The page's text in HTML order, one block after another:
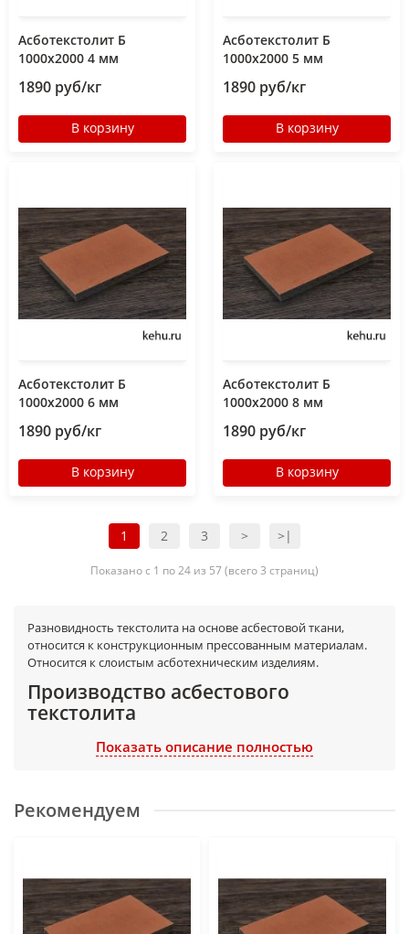
Асботекстолит Б
1000х2000 4 мм
1890 руб/кг
В корзину
Асботекстолит Б
1000х2000 5 мм
1890 руб/кг
В корзину
Асботекстолит Б
1000х2000 6 мм
1890 руб/кг
В корзину
Асботекстолит Б
1000х2000 8 мм
1890 руб/кг
В корзину
1 2 3 > >|
Показано с 1 по 24 из 57 (всего 3 страниц)
Разновидность текстолита на основе асбестовой ткани,
относится к конструкционным прессованным материалам.
Относится к слоистым асботехническим изделиям.
Производство асбестового
текстолита
Производится в виде листов. Толщина листов колеблется от
0,5 до 100 мм. Типоразмеры: 800х1400, 1400х2400.
смолы в количестве до 43%. На каждый лист асботекстолита
Характеристики
Влагостоек, относится к трудновозгораемым материалам,
Показать описание полностью
Рекомендуем